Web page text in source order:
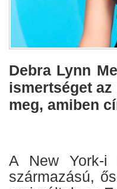
Debra Lynn
ismertséget
meg, amiben
A New York-i
származású,